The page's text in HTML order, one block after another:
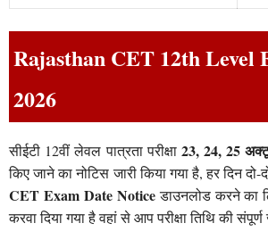
Rajasthan CET 12th Level
2026
सीईटी 12वीं लेवल पात्रता परीक्षा 23, 24, 25
किए जाने का नोटिस जारी किया गया है, हर दिन दो-
CET Exam Date Noticeडाउनलोड करने का
करवा दिया गया है वहां से आप परीक्षा तिथि की